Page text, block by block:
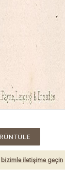
bizimle iletişime geçin.